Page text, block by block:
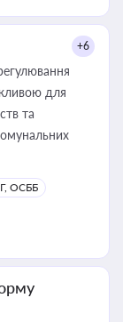
+6
для
та
ОСББ